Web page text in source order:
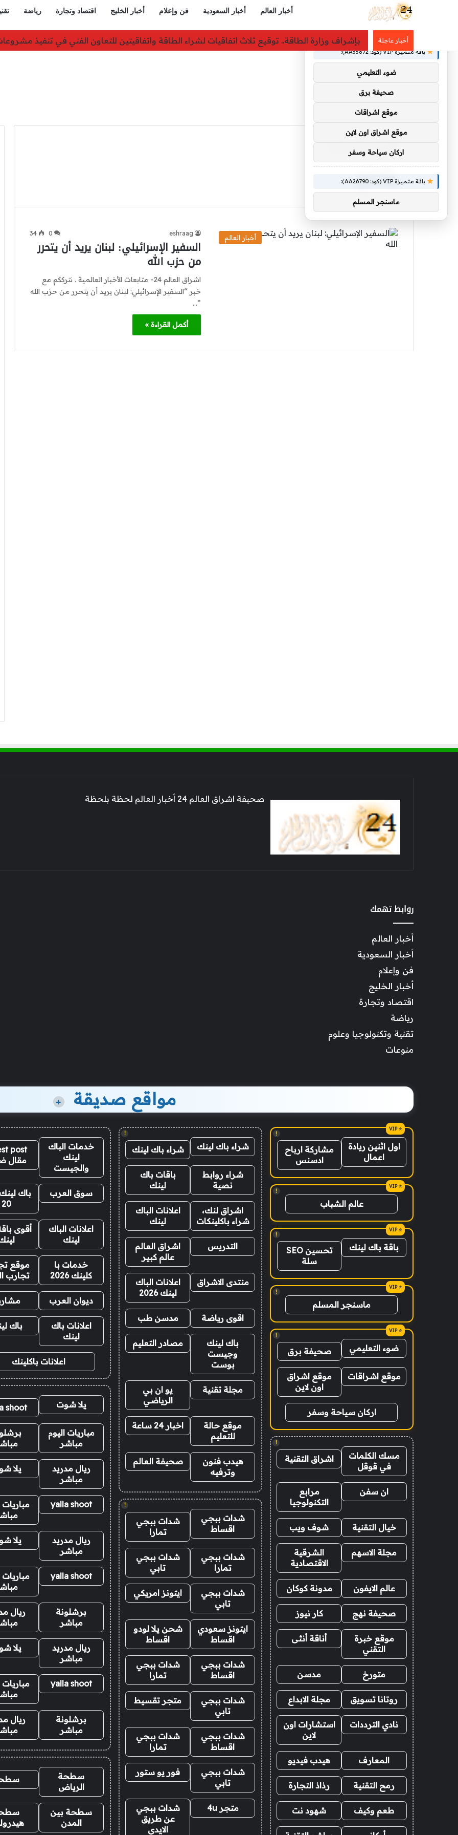
أخبار العالم أخبار السعودية فن وإعلام أخبار الخليج اقتصاد وتجارة رياضة
أخبار عاجلة بإشراف وزارة الطاقة.. توقيع ثلاث اتفاقيات لشراء الطاقة واتفاقيتين للتعاون الفني في تنفيذ
الرئيسية
يتحرر
أخبار العالم
eshraag
0
34
السفير الإسرائيلي: لبنان يريد أن يتحرر
من حزب الله
اشراق العالم 24- متابعات الأخبار العالمية . نترككم مع
خبر “السفير الإسرائيلي: لبنان يريد أن يتحرر من حزب الله
”…
أكمل القراءة »
صحيفة اشراق العالم 24 أخبار العالم لحظة بلحظة
روابط تهمك
أخبار العالم
أخبار السعودية
فن وإعلام
أخبار الخليج
اقتصاد وتجارة
رياضة
تقنية وتكنولوجيا وعلوم
منوعات
مواقع صديقة +
!
اول اثنين ريادة
اعمال
مشاركة ارباح
ادسنس
!
عالم الشباب
!
باقة باك لينك
تحسين SEO
سلة
!
ماسنجر المسلم
!
ضوء التعليمي صحيفة برق
موقع اشراقات
موقع اشراق
اون لاين
اركان سياحة وسفر
!
مسك الكلمات
في قوقل
اشراق التقنية
ان سفن
مرابع
التكنولوجيا
خيال التقنية شوف ويب
مجلة الاسهم
الشرقية
الاقتصادية
عالم الايفون مدونة كوكان
صحيفة نهج كار نيوز
موقع خبرة
التقني
أناقة أنثى
متورخ مدسن
روتانا تسويق مجلة الابداع
نادي الترددات
استشارات اون
لاين
المعارف هيدب فيديو
رمح التقنية رذاذ التجارة
طعم وكيف شهود نت
!
شراء باك لينك شراء باك لينك
شراء روابط
نصية
باقات باك
لينك
اشراق لنك،
شراء باكلينكات
اعلانات الباك
لينك
التدريس
اشراق العالم
عالم كبير
منتدى الاشراق
اعلانات الباك
لينك 2026
اقوى رياضة مدسن طب
باك لينك
وجيست
بوست
مصادر التعليم
مجلة تقنية
يو ان بي
الرياضي
موقع حالة
للتعليم
اخبار 24 ساعة
هيدب فنون
وترفيه
صحيفة العالم
!
شدات ببجي
اقساط
شدات ببجي
تمارا
شدات ببجي
تمارا
شدات ببجي
تابي
شدات ببجي
تابي
ايتونز امريكي
ايتونز سعودي
اقساط
شحن يلا لودو
اقساط
شدات ببجي
اقساط
شدات ببجي
تمارا
شدات ببجي
تابي
متجر تقسيط
شدات ببجي
اقساط
شدات ببجي
تمارا
شدات ببجي
تابي
فور يو ستور
متجر 4u
شدات ببجي
عن طريق
الايدي
خدمات الباك
لينك
والجيست
post
مقال
سوق العرب
باك
20
اعلانات الباك
لينك
أقوى
خدمات با
كلينك 2026
موقع
تجارب
ديوان العرب
اعلانات باك
لينك
باك
اعلانات باكلينك
يلا شوت shoot
مباريات اليوم
مباشر
ريال مدريد
مباشر
يلا
yalla shoot
مباريات
ريال مدريد
مباشر
يلا
yalla shoot
مباريات
برشلونة
مباشر
ريال
ريال مدريد
مباشر
يلا
yalla shoot
مباريات
برشلونة
مباشر
ريال
سطحة
الرياض
سطحة بين
المدن
باقة متميزة VIP (كود: AA35872):
ضوء التعليمي
صحيفة برق
موقع اشراقات
موقع اشراق اون لاين
اركان سياحة وسفر
باقة متميزة VIP (كود: AA26790):
ماسنجر المسلم